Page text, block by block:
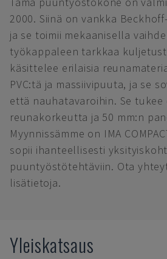
2000. Siinä on vankka
ja se toimii mekaanisella
työkappaleen tarkkaa
käsittelee erilaisia
PVC:tä ja massiivipuuta, ja se
että nauhatavaroihin. Se tukee
reunakorkeutta ja 50 mm:n
Myynnissämme on IMA
sopii ihanteellisesti
puuntyöstötehtäviin. Ota
lisätietoja.
Yleiskatsaus